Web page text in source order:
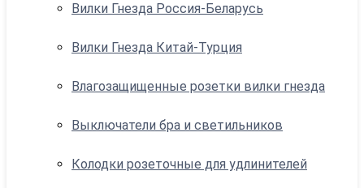
Вилки Гнезда Россия-Беларусь
Вилки Гнезда Китай-Турция
Влагозащищенные розетки вилки гнезда
Выключатели бра и светильников
Колодки розеточные для удлинителей